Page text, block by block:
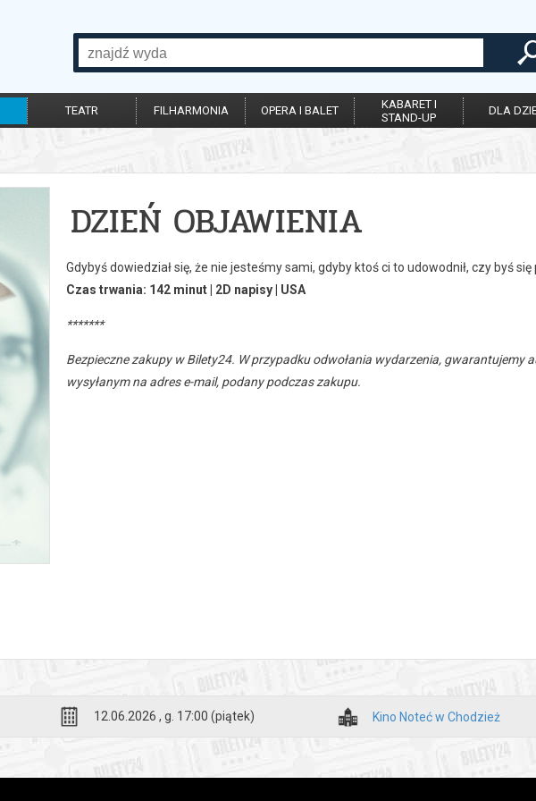
TEATR FILHARMONIA OPERA I BALET
KABARET I
STAND-UP
DLA
DZIEŃ OBJAWIENIA
Gdybyś dowiedział się, że nie jesteśmy sami, gdyby ktoś ci to udowodnił, czy byś
Czas trwania: 142 minut | 2D napisy | USA
*******
Bezpieczne zakupy w Bilety24. W przypadku odwołania wydarzenia,
wysyłanym na adres e-mail, podany podczas zakupu.
12.06.2026 , g. 17:00 (piątek) Kino Noteć w Chodzież